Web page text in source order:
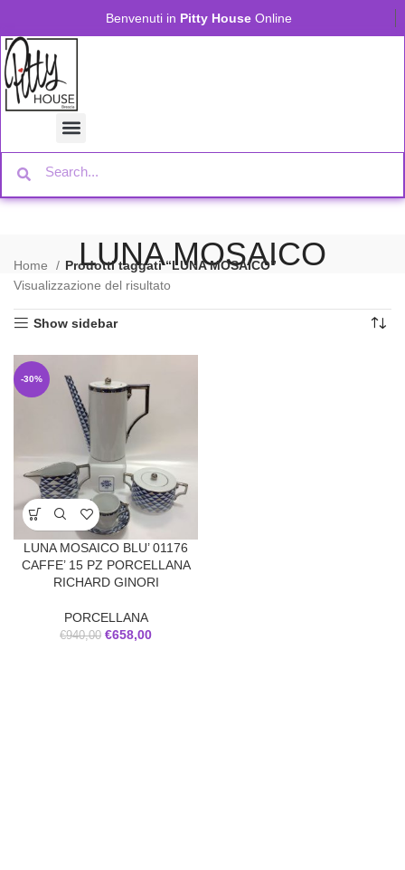
Benvenuti in Pitty House Online
LUNA MOSAICO
Home
Prodotti taggati “LUNA MOSAICO”
Visualizzazione del risultato
Show sidebar
-30%
LUNA MOSAICO BLU’ 01176
CAFFE’ 15 PZ PORCELLANA
RICHARD GINORI
PORCELLANA
€940,00 €658,00